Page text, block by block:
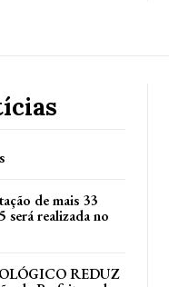
de mais 33
será realizada no
REDUZ